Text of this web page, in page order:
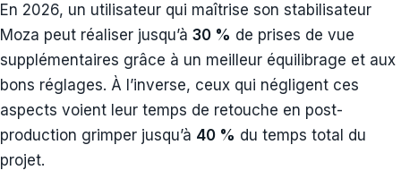
En 2026, un utilisateur qui maîtrise son stabilisateur
Moza peut réaliser jusqu’à 30 % de prises de vue
supplémentaires grâce à un meilleur équilibrage et aux
bons réglages. À l’inverse, ceux qui négligent ces
aspects voient leur temps de retouche en post-
production grimper jusqu’à 40 % du temps total du
projet.